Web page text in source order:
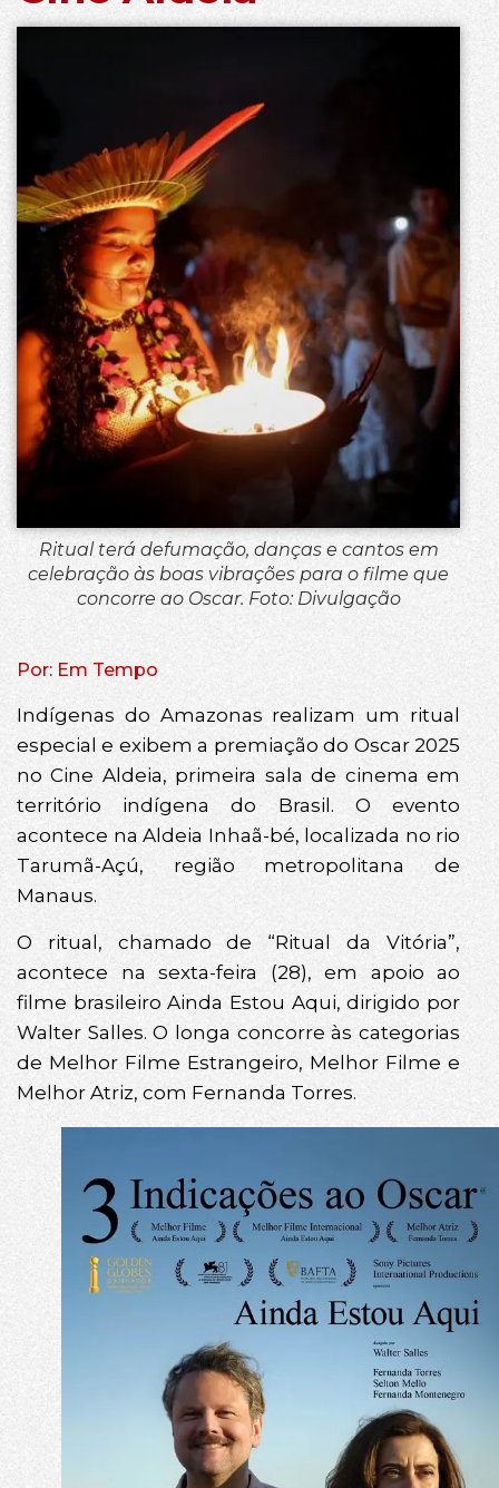
Ritual terá defumação, danças e cantos em
celebração às boas vibrações para o filme que
concorre ao Oscar. Foto: Divulgação
Por: Em Tempo
Indígenas do Amazonas realizam um ritual
especial e exibem a premiação do Oscar 2025
no Cine Aldeia, primeira sala de cinema em
território indígena do Brasil. O evento
acontece na Aldeia Inhaã-bé, localizada no rio
Tarumã-Açú, região metropolitana de
Manaus.
O ritual, chamado de “Ritual da Vitória”,
acontece na sexta-feira (28), em apoio ao
filme brasileiro Ainda Estou Aqui, dirigido por
Walter Salles. O longa concorre às categorias
de Melhor Filme Estrangeiro, Melhor Filme e
Melhor Atriz, com Fernanda Torres.